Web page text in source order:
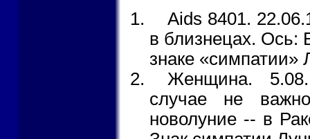
Aids 8401.
в близнецах. Ось:
знаке «симпатии»
Женщина.
случае не
новолуние -- в